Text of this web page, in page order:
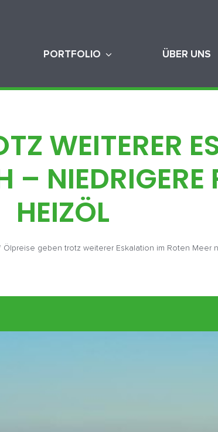
PORTFOLIO ÜBER UNS
WEITERER
– NIEDRIGERE
HEIZÖL
Ölpreise geben trotz weiterer Eskalation im Roten Meer